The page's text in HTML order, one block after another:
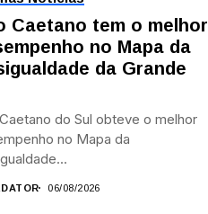
Caetano tem o melhor
no Mapa da
da Grande
do Sul obteve o melhor
no Mapa da
06/08/2026